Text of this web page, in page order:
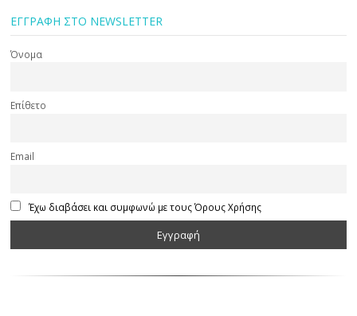
ΕΓΓΡΑΦΗ ΣΤΟ NEWSLETTER
Όνομα
Επίθετο
Email
Έχω διαβάσει και συμφωνώ με τους Όρους Χρήσης